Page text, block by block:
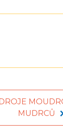
MUDRCŮ